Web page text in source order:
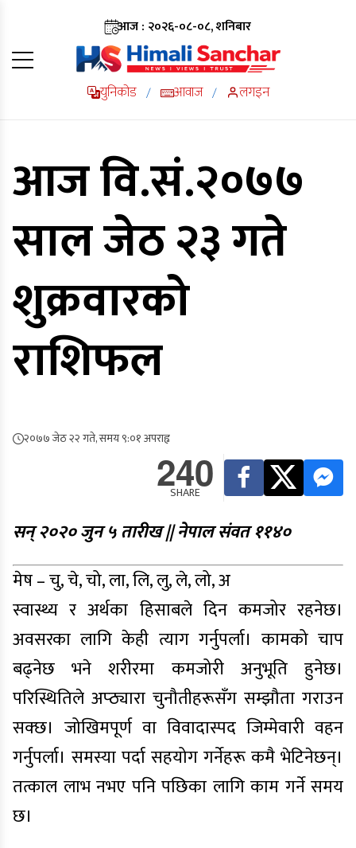
आज : २०२६-०८-०८, शनिबार
युनिकोड / आवाज / लगइन
आज वि.सं.२०७७
साल जेठ २३ गते
शुक्रवारको
राशिफल
२०७७ जेठ २२ गते, समय ९:०१ अपराह्न
240
SHARE
सन् २०२० जुन ५ तारीख || नेपाल संवत ११४०
मेष – चु, चे, चो, ला, लि, लु, ले, लो, अ
स्वास्थ्य र अर्थका हिसाबले दिन कमजोर रहनेछ।
अवसरका लागि केही त्याग गर्नुपर्ला। कामको चाप
बढ्नेछ भने शरीरमा कमजोरी अनुभूति हुनेछ।
परिस्थितिले अप्ठ्यारा चुनौतीहरूसँग सम्झौता गराउन
सक्छ। जोखिमपूर्ण वा विवादास्पद जिम्मेवारी वहन
गर्नुपर्ला। समस्या पर्दा सहयोग गर्नेहरू कमै भेटिनेछन्।
तत्काल लाभ नभए पनि पछिका लागि काम गर्ने समय
छ।